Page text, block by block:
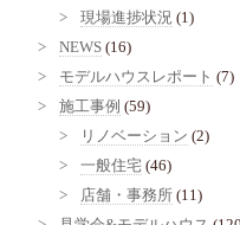
現場進捗状況 (1)
NEWS (16)
モデルハウスレポート (7)
施工事例 (59)
リノベーション (2)
一般住宅 (46)
店舗・事務所 (11)